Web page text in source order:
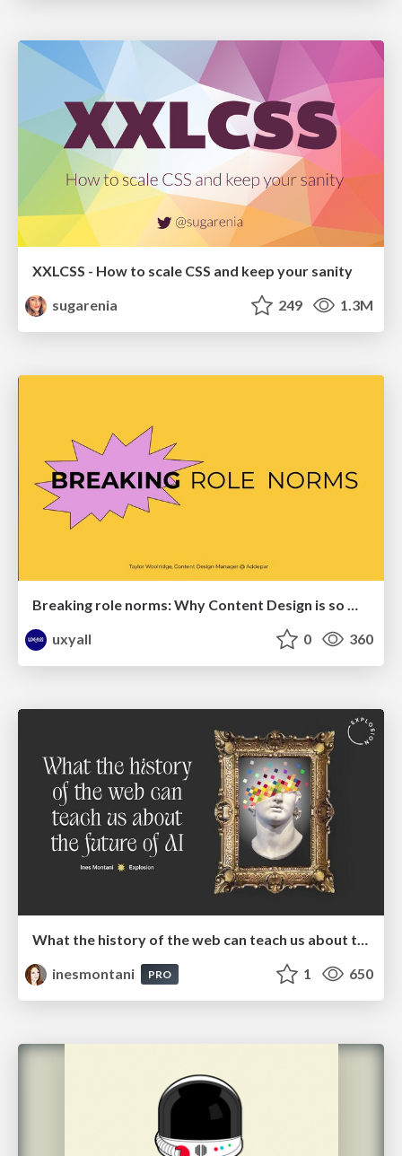
XXLCSS - How to scale CSS and keep your sanity
sugarenia
249 1.3M
Breaking role norms: Why Content Design is so much more than writing copy - Taylor Woolridge
uxyall
0 360
inesmontani
PRO 1 650